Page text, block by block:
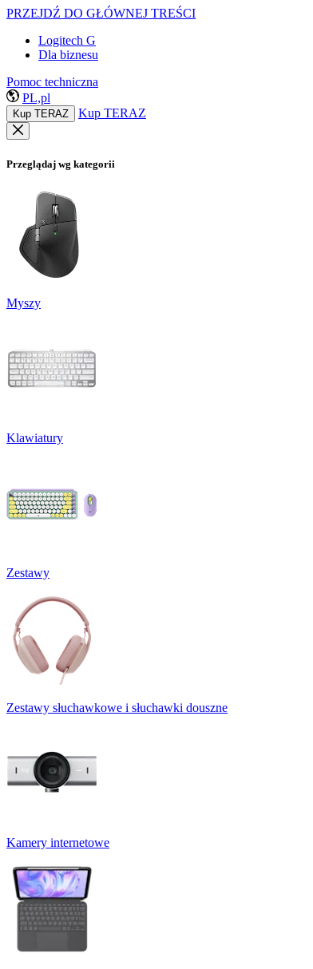
PRZEJDŹ DO GŁÓWNEJ TREŚCI
Logitech G
Dla biznesu
Pomoc techniczna
PL,pl
Kup TERAZ Kup TERAZ
Przeglądaj wg kategorii
Myszy
Klawiatury
Zestawy
Zestawy słuchawkowe i słuchawki douszne
Kamery internetowe